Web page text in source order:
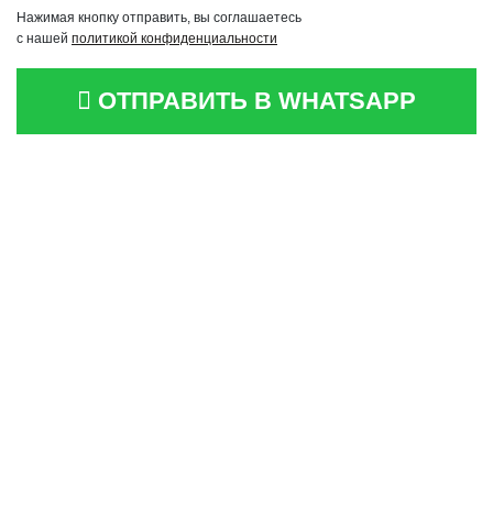
Нажимая кнопку отправить, вы соглашаетесь
с нашей политикой конфиденциальности
ОТПРАВИТЬ В WHATSAPP